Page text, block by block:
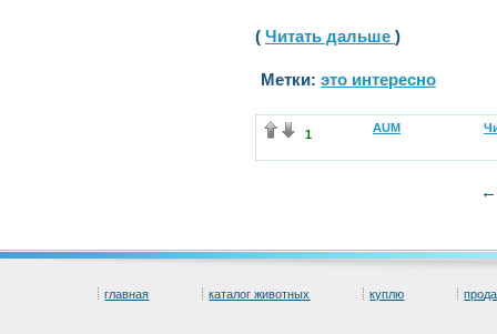
( Читать дальше )
Метки: это интересно
1 AUM
главная каталог животных куплю